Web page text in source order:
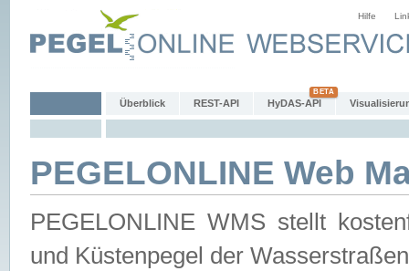
Hilfe
Überblick REST-API HyDAS-API
PEGELONLINE Web
PEGELONLINE WMS stellt
und Küstenpegel der